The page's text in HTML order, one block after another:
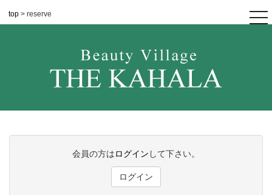
top > reserve
会員の方はログイン して下さい。
ログイン